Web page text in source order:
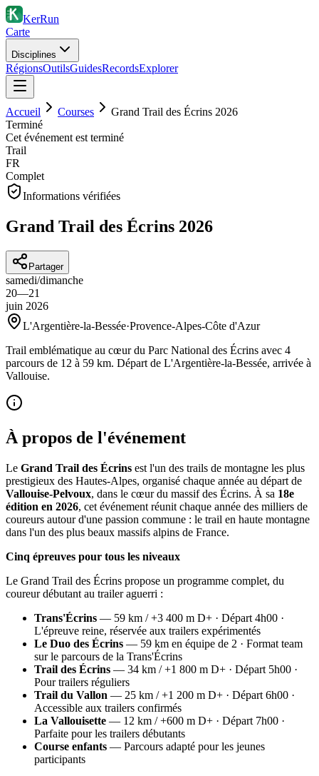
KerRun
Carte
Disciplines
RégionsOutilsGuidesRecordsExplorer
Accueil Courses
Grand Trail des Écrins 2026
Terminé
Cet événement est terminé
Trail
FR
Complet
Informations vérifiées
Grand Trail des Écrins 2026
Partager
samedi/dimanche
20—21
juin 2026
L'Argentière-la-Bessée·Provence-Alpes-Côte d'Azur
Trail emblématique au cœur du Parc National des Écrins avec 4
parcours de 12 à 59 km. Départ de L'Argentière-la-Bessée, arrivée à
Vallouise.
À propos de l'événement
Le Grand Trail des Écrins est l'un des trails de montagne les plus
prestigieux des Hautes-Alpes, organisé chaque année au départ de
Vallouise-Pelvoux, dans le cœur du massif des Écrins. À sa 18e
édition en 2026, cet événement réunit chaque année des milliers de
coureurs autour d'une passion commune : le trail en haute montagne
dans l'un des plus beaux massifs alpins de France.
Cinq épreuves pour tous les niveaux
Le Grand Trail des Écrins propose un programme complet, du
coureur débutant au trailer aguerri :
Trans'Écrins — 59 km / +3 400 m D+ · Départ 4h00 ·
L'épreuve reine, réservée aux trailers expérimentés
Le Duo des Écrins — 59 km en équipe de 2 · Format team
sur le parcours de la Trans'Écrins
Trail des Écrins — 34 km / +1 800 m D+ · Départ 5h00 ·
Pour trailers réguliers
Trail du Vallon — 25 km / +1 200 m D+ · Départ 6h00 ·
Accessible aux trailers confirmés
La Vallouisette — 12 km / +600 m D+ · Départ 7h00 ·
Parfaite pour les trailers débutants
Course enfants — Parcours adapté pour les jeunes
participants